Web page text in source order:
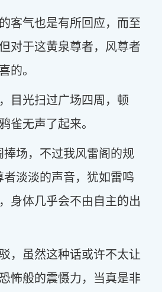
客气也是有所回应，而至
对于这黄泉尊者，风尊者
的。
目光扫过广场四周，顿
雀无声了起来。
场，不过我风雷阁的规
淡淡的声音，犹如雷鸣
身体几乎会不由自主的出
，虽然这种话或许不太让
怖般的震慑力，当真是非